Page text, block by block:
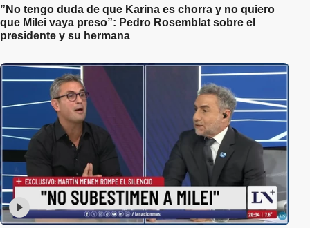
”No tengo duda de que Karina es chorra y no quiero
que Milei vaya preso”: Pedro Rosemblat sobre el
presidente y su hermana